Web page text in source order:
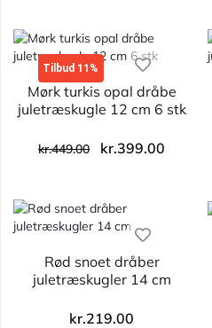
Tilbud 11%
Mørk turkis opal dråbe
juletræskugle 12 cm 6 stk
kr.449.00 kr.399.00
Rød snoet dråber
juletræskugler 14 cm
kr.219.00